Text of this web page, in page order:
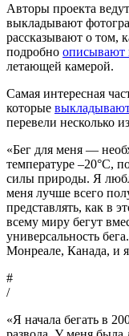
Авторы проекта
выкладывают
рассказывают о том,
подробно описывают
летающей камерой.
Самая интересная
которые
перевели несколько
«Бег для меня —
температуре –20°C,
силы природы. Я
меня лучше всего
представлять, как в
всему миру бегут
универсальность
Монреале, Канада, и
#
/
«Я начала бегать в